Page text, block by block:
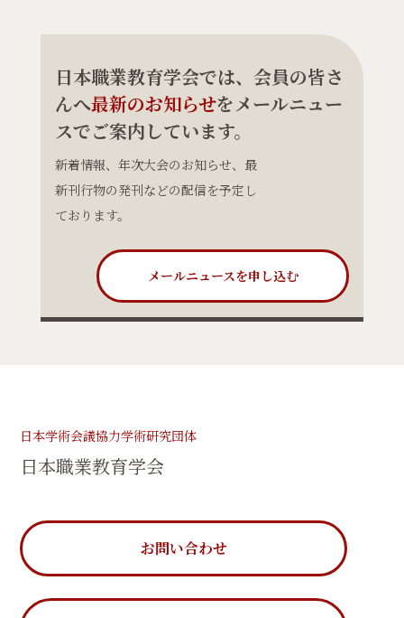
日本職業教育学会では、会員の皆さ
んへ最新のお知らせをメールニュー
スでご案内しています。
新着情報、年次大会のお知らせ、最
新刊行物の発刊などの配信を予定し
ております。
メールニュースを申し込む
日本学術会議協力学術研究団体
日本職業教育学会
お問い合わせ